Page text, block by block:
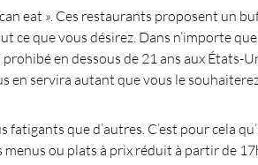
eat ». Ces restaurants proposent un
ce que vous désirez. Dans n’importe
en dessous de 21 ans aux États-
en servira autant que vous le
que d’autres. C’est pour cela
ou plats à prix réduit à partir de